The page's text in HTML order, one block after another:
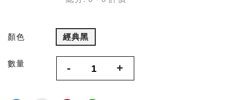
顏色 經典黑
數量 - +